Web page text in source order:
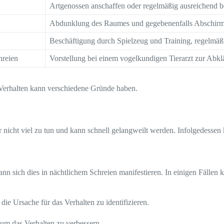
Artgenossen anschaffen oder regelmäßig ausreichend
Abdunklung des Raumes und gegebenenfalls
Beschäftigung durch Spielzeug und Training,
Vorstellung bei einem vogelkundigen Tierarzt zur
kann verschiedene Gründe haben.
viel zu tun und kann schnell gelangweilt werden. Infolgedessen
sich dies in nächtlichem Schreien manifestieren. In einigen Fällen
Ursache für das Verhalten zu identifizieren.